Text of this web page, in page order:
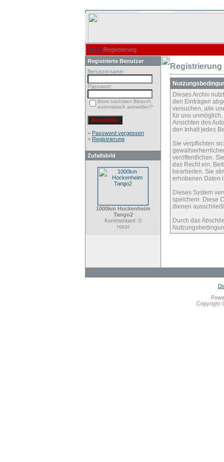
Home/Registrierung
Registrierte Benutzer
Benutzername:
Passwort:
Beim nächsten Besuch
automatisch anmelden?
» Password vergessen
» Registrierung
Zufallsbild
1000km Hockenheim
Tango2
Kommentare: 0
rossi
Registrierung
Dieses Archiv
den Einträgen
versuchen, alle
für uns
Ansichten des
den Inhalt jedes
Sie verpflichten
veröffentlichen.
das Recht ein,
bearbeiten. Sie
erhobenen Daten
Dieses System
speichern. Diese
dienen
Durch das
Copyright